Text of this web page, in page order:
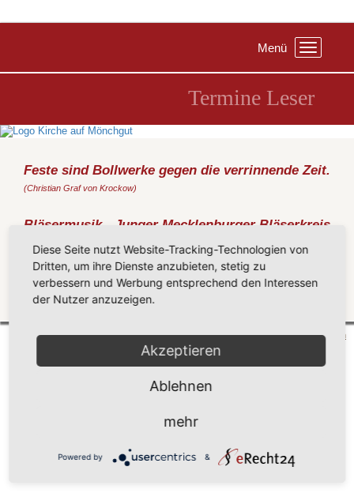
Toggle
Menü
Termine Leser
Feste sind Bollwerke gegen die verrinnende Zeit.
(Christian Graf von Krockow)
Bläsermusik - Junger Mecklenburger Bläserkreis
MV
Samstag, 29.10.2022 , 17:00 Uhr - 18:00 Uhr, Kirche Göhren
Leitung: LPW Martin Huss
Zurück
Mönchgut 2026 |Impressum|Datenschutzerklärung|Cookie-Einstellungen| by vicon
Diese Seite nutzt Website-Tracking-Technologien von
Dritten, um ihre Dienste anzubieten, stetig zu
verbessern und Werbung entsprechend den Interessen
der Nutzer anzuzeigen.
Akzeptieren
Ablehnen
mehr
Powered by &